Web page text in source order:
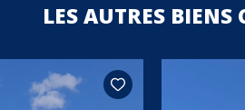
LES AUTRES BIENS